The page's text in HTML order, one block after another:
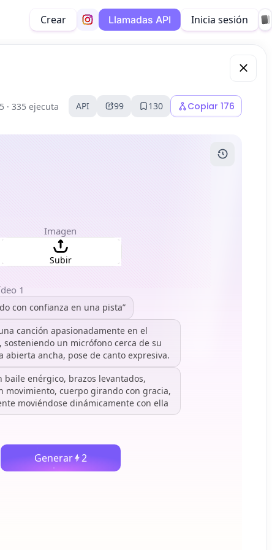
Crear Llamadas API Inicia sesión
· 335 ejecuta API 99 130 Copiar 176
Imagen
Subir
1
con confianza en una pista”
canción apasionadamente en el
sosteniendo un micrófono cerca de su
abierta ancha, pose de canto expresiva.
baile enérgico, brazos levantados,
movimiento, cuerpo girando con gracia,
moviéndose dinámicamente con ella
Generar 2